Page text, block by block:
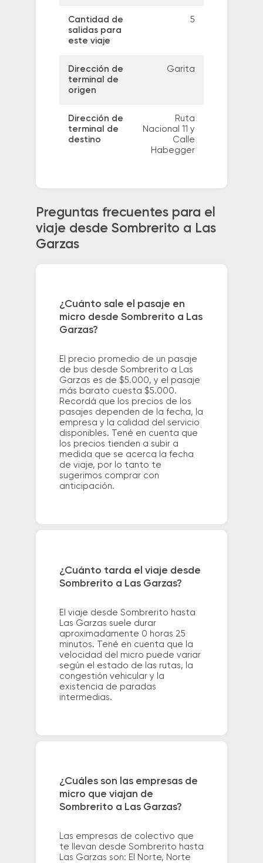
Cantidad de
salidas para
este viaje
5
Dirección de
terminal de
origen
Garita
Dirección de
terminal de
destino
Ruta
Nacional 11 y
Calle
Habegger
Preguntas frecuentes para el
viaje desde Sombrerito a Las
Garzas
¿Cuánto sale el pasaje en
micro desde Sombrerito a Las
Garzas?
El precio promedio de un pasaje
de bus desde Sombrerito a Las
Garzas es de $5.000, y el pasaje
más barato cuesta $5.000.
Recordá que los precios de los
pasajes dependen de la fecha, la
empresa y la calidad del servicio
disponibles. Tené en cuenta que
los precios tienden a subir a
medida que se acerca la fecha
de viaje, por lo tanto te
sugerimos comprar con
anticipación.
¿Cuánto tarda el viaje desde
Sombrerito a Las Garzas?
El viaje desde Sombrerito hasta
Las Garzas suele durar
aproximadamente 0 horas 25
minutos. Tené en cuenta que la
velocidad del micro puede variar
según el estado de las rutas, la
congestión vehicular y la
existencia de paradas
intermedias.
¿Cuáles son las empresas de
micro que viajan de
Sombrerito a Las Garzas?
Las empresas de colectivo que
te llevan desde Sombrerito hasta
Las Garzas son: El Norte, Norte